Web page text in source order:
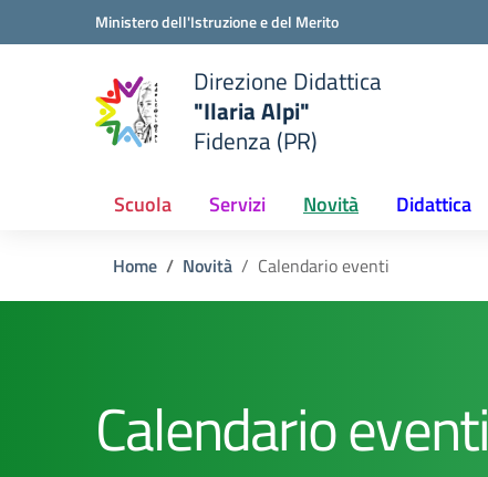
Vai ai contenuti
Vai al menu di navigazioneMinistero dell'Istruzione e del Merito
scuola
Direzione Didattica
"Ilaria Alpi"
Fidenza (PR)
Scuola Servizi Novità Didattica
Home Novità Calendario eventi
Calendario eventi